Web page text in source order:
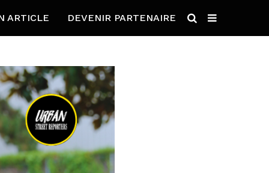
ARTICLE DEVENIR PARTENAIRE